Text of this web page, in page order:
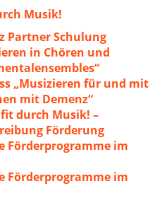
Musik!
Partner Schulung
in Chören und
„Musizieren für und mit
mit Demenz“
durch Musik! –
Förderung
Förderprogramme im
Förderprogramme im